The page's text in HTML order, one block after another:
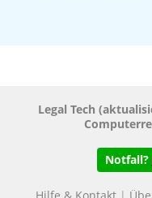
Legal Tech
Notfall?